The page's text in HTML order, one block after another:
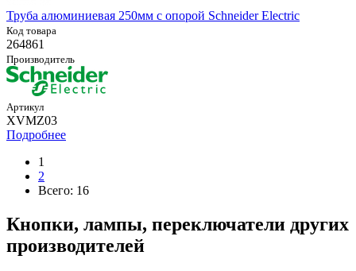
Труба алюминиевая 250мм с опорой Schneider Electric
Код товара
264861
Производитель
Артикул
XVMZ03
Подробнее
1
2
Всего: 16
Кнопки, лампы, переключатели других
производителей